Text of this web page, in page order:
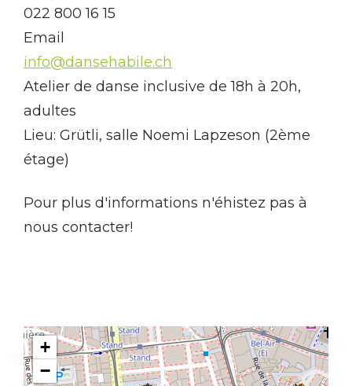
022 800 16 15
Email
info@dansehabile.ch
Atelier de danse inclusive de 18h à 20h,
adultes
Lieu: Grütli, salle Noemi Lapzeson (2ème
étage)
Pour plus d'informations n'éhistez pas à
nous contacter!
+
−